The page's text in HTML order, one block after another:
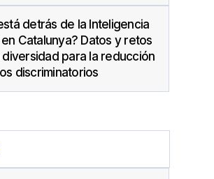
detrás de la Inteligencia
Catalunya? Datos y retos
para la reducción
discriminatorios